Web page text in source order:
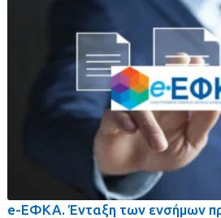
e-ΕΦΚΑ. Ένταξη των ενσήμων